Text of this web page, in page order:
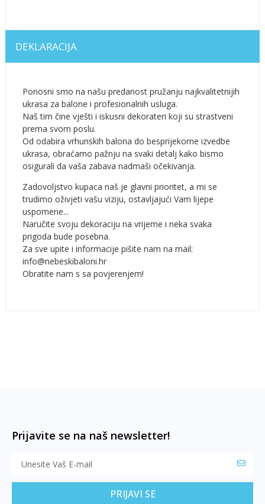
DEKLARACIJA
Ponosni smo na našu predanost pružanju najkvalitetnijih
ukrasa za balone i profesionalnih usluga.
Naš tim čine vješti i iskusni dekorateri koji su strastveni
prema svom poslu.
Od odabira vrhunskih balona do besprijekorne izvedbe
ukrasa, obraćamo pažnju na svaki detalj kako bismo
osigurali da vaša zabava nadmaši očekivanja.
Zadovoljstvo kupaca naš je glavni prioritet, a mi se
trudimo oživjeti vašu viziju, ostavljajući Vam lijepe
uspomene...
Naručite svoju dekoraciju na vrijeme i neka svaka
prigoda bude posebna.
Za sve upite i informacije pišite nam na mail:
info@nebeskibaloni.hr
Obratite nam s sa povjerenjem!
Prijavite se na naš newsletter!
PRIJAVI SE